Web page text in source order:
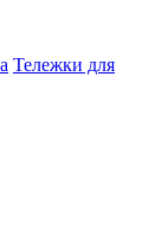
Тележки для